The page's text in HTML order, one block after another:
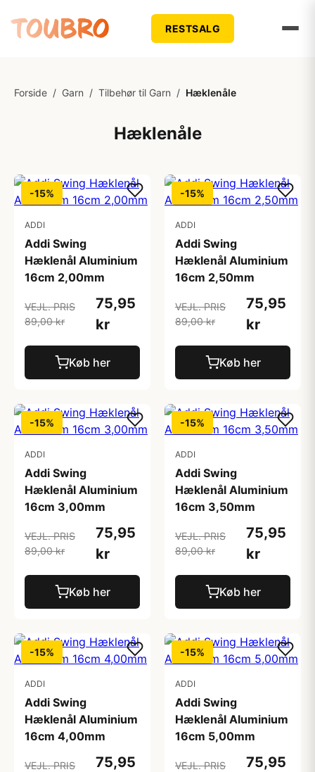
RESTSALG
Forside / Garn / Tilbehør til Garn / Hæklenåle
Hæklenåle
-15%
ADDI
Addi Swing
Hæklenål Aluminium
16cm 2,00mm
VEJL. PRIS
89,00 kr
75,95
kr
Køb her
-15%
ADDI
Addi Swing
Hæklenål Aluminium
16cm 2,50mm
VEJL. PRIS
89,00 kr
75,95
kr
Køb her
-15%
ADDI
Addi Swing
Hæklenål Aluminium
16cm 3,00mm
VEJL. PRIS
89,00 kr
75,95
kr
Køb her
-15%
ADDI
Addi Swing
Hæklenål Aluminium
16cm 3,50mm
VEJL. PRIS
89,00 kr
75,95
kr
Køb her
-15%
ADDI
Addi Swing
Hæklenål Aluminium
16cm 4,00mm
VEJL. PRIS
75,95
-15%
ADDI
Addi Swing
Hæklenål Aluminium
16cm 5,00mm
VEJL. PRIS
75,95